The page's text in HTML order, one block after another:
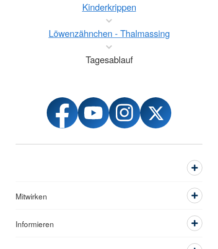
Kinderkrippen
Löwenzähnchen - Thalmassing
Tagesablauf
Mitwirken
Informieren